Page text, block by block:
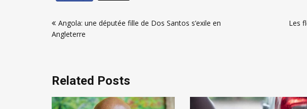
deAngola: une députée fille de Dos Santos s’exile en
Angleterre
Les
Related Posts